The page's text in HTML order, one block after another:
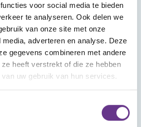
voor social media te bieden
te analyseren. Ook delen we
van onze site met onze
adverteren en analyse. Deze
gegevens combineren met andere
heeft verstrekt of die ze hebben
uw gebruik van hun services.